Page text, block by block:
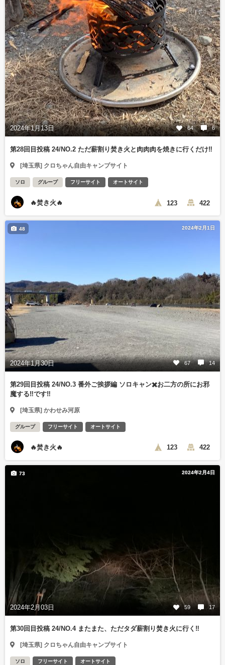
2024年1月13日 64 6
第28回目投稿 24/NO.2 ただ薪割り焚き火と肉肉肉を焼きに行くだけ‼️
[埼玉県] クロちゃん自由キャンプサイト
ソロ グループ フリーサイト オートサイト
🔥焚き火🔥 123 422
2024年2月1日
2024年1月30日 67 14
48
第29回目投稿 24/NO.3 番外ご挨拶編 ソロキャン✖️お二方の所にお邪
魔する‼️です‼️
[埼玉県] かわせみ河原
グループ フリーサイト オートサイト
🔥焚き火🔥 123 422
2024年2月4日
2024年2月03日 59 17
73
第30回目投稿 24/NO.4 またまた、ただタダ薪割り焚き火に行く‼️
[埼玉県] クロちゃん自由キャンプサイト
ソロ フリーサイト オートサイト